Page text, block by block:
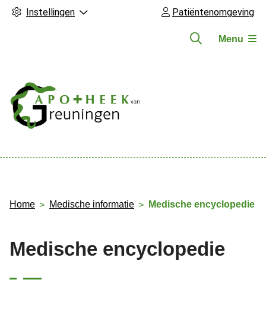
Instellingen Patiëntenomgeving
Menu
Home Medische informatie Medische encyclopedie
Medische encyclopedie